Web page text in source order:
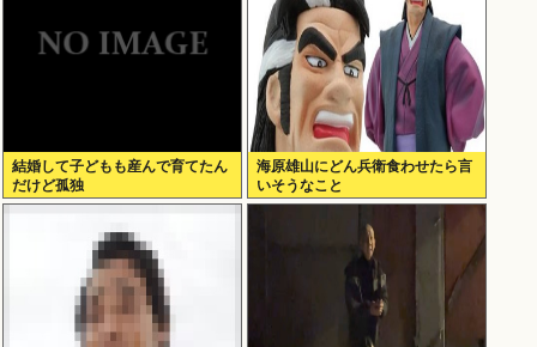
結婚して子どもも産んで育てたん
だけど孤独
海原雄山にどん兵衛食わせたら言
いそうなこと